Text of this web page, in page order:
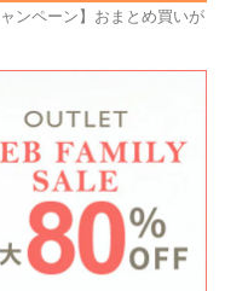
ンペーン】おまとめ買いが